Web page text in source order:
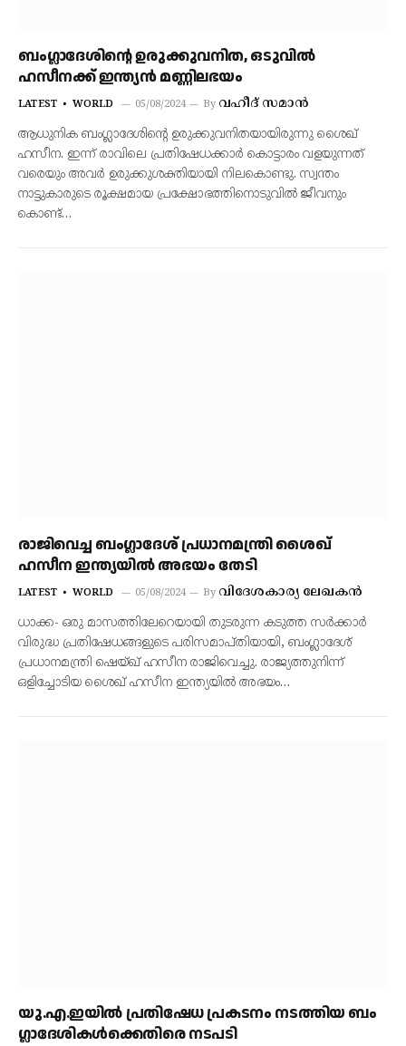
ബംഗ്ലാദേശിന്റെ ഉരുക്കുവനിത, ഒടുവിൽ
ഹസീനക്ക് ഇന്ത്യൻ മണ്ണിലഭയം
LATEST WORLD 05/08/2024 By വഹീദ് സമാൻ
ആധുനിക ബംഗ്ലാദേശിന്റെ ഉരുക്കുവനിതയായിരുന്നു ശൈഖ്
ഹസീന. ഇന്ന് രാവിലെ പ്രതിഷേധക്കാർ കൊട്ടാരം വളയുന്നത്
വരെയും അവർ ഉരുക്കുശക്തിയായി നിലകൊണ്ടു. സ്വന്തം
നാട്ടുകാരുടെ രൂക്ഷമായ പ്രക്ഷോഭത്തിനൊടുവിൽ ജീവനും
കൊണ്ട്…
രാജിവെച്ച ബംഗ്ലാദേശ് പ്രധാനമന്ത്രി ശൈഖ്
ഹസീന ഇന്ത്യയിൽ അഭയം തേടി
LATEST WORLD 05/08/2024 By വിദേശകാര്യ ലേഖകൻ
ധാക്ക- ഒരു മാസത്തിലേറെയായി തുടരുന്ന കടുത്ത സർക്കാർ
വിരുദ്ധ പ്രതിഷേധങ്ങളുടെ പരിസമാപ്തിയായി, ബംഗ്ലാദേശ്
പ്രധാനമന്ത്രി ഷെയ്ഖ് ഹസീന രാജിവെച്ചു. രാജ്യത്തുനിന്ന്
ഒളിച്ചോടിയ ശൈഖ് ഹസീന ഇന്ത്യയിൽ അഭയം…
യു.എ.ഇയിൽ പ്ര​തി​ഷേ​ധ​ പ്രകടനം നടത്തിയ ബം​
ഗ്ലാ​ദേ​ശി​ക​ൾ​ക്കെ​തി​രെ ന​ട​പ​ടി